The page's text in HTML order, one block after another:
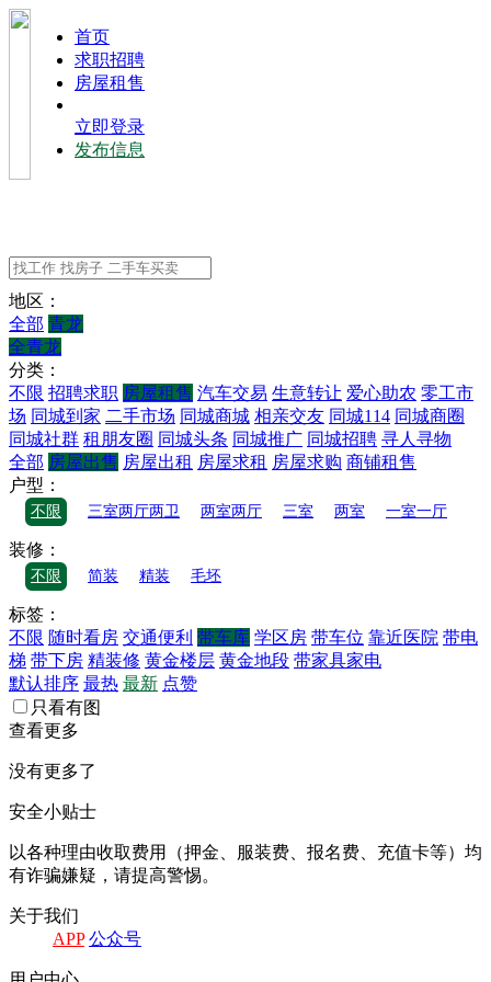
⾸⻚
求职招聘
房屋租售
立即登录
发布信息
地区：
全部 青龙
全青龙
分类：
不限 招聘求职 房屋租售 汽车交易 生意转让 爱心助农 零工市
场 同城到家 二手市场 同城商城 相亲交友 同城114 同城商圈
同城社群 租朋友圈 同城头条 同城推广 同城招聘 寻人寻物
全部 房屋出售 房屋出租 房屋求租 房屋求购 商铺租售
户型：
不限 三室两厅两卫 两室两厅 三室 两室 一室一厅
装修：
不限 简装 精装 毛坯
标签：
不限 随时看房 交通便利 带车库 学区房 带车位 靠近医院 带电
梯 带下房 精装修 黄金楼层 黄金地段 带家具家电
默认排序 最热 最新 点赞
只看有图
查看更多
没有更多了
安全小贴士
以各种理由收取费⽤（押⾦、服装费、报名费、充值卡等）均
有诈骗嫌疑，请提⾼警惕。
关于我们
APP 公众号